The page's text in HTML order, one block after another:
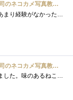
カメ写真教室パート2
生き物をモノクロにするのはあまり経験がなかったけど、やってみると雰囲気が変わって面白いと思いましたでも、そのさじ加減が難し～ レタ�...
カメ写真教室パート2
あじ猫って言葉、初めて聞きました。味のあるねこ？モノクロの写真もいい味出しています。昨日見たトップもモノクロでした。関係ないけど。Ph...